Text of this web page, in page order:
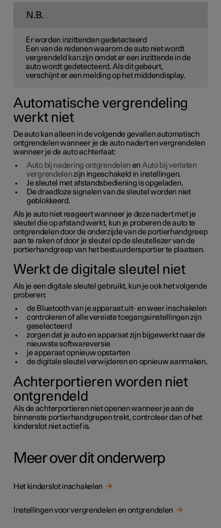
N.B.
Er worden inzittenden gedetecteerd
Een van de redenen waarom de auto niet wordt
vergrendeld kan zijn omdat er een inzittende in de
auto wordt gedetecteerd. Als dit gebeurt,
verschijnt er een melding op het middendisplay.
Automatische vergrendeling
werkt niet
De auto kan alleen in de volgende gevallen automatisch
ontgrendelen wanneer je de auto nadert en vergrendelen
wanneer je de auto achterlaat:
Auto bij nadering ontgrendelen en Auto bij verlaten
vergrendelenzijn ingeschakeld in instellingen.
Je sleutel met afstandsbediening is opgeladen.
De draadloze signalen van de sleutel worden niet
geblokkeerd.
Als je auto niet reageert wanneer je deze nadert met je
sleutel die op afstand werkt, kun je proberen de auto te
ontgrendelen door de onderzijde van de portierhandgreep
aan te raken of door je sleutel op de sleutellezer van de
portierhandgreep van het bestuurdersportier te plaatsen.
Werkt de digitale sleutel niet
Als je een digitale sleutel gebruikt, kun je ook het volgende
proberen:
de Bluetooth van je apparaat uit- en weer inschakelen
controleren of alle vereiste toegangsinstellingen zijn
geselecteerd
zorgen dat je auto en apparaat zijn bijgewerkt naar de
nieuwste softwareversie
je apparaat opnieuw opstarten
de digitale sleutel verwijderen en opnieuw aanmaken.
Achterportieren worden niet
ontgrendeld
Als de achterportieren niet openen wanneer je aan de
binnenste portierhandgrepen trekt, controleer dan of het
kinderslot niet actief is.
Meer over dit onderwerp
Het kinderslot inschakelen
Instellingen voor vergrendelen en ontgrendelen